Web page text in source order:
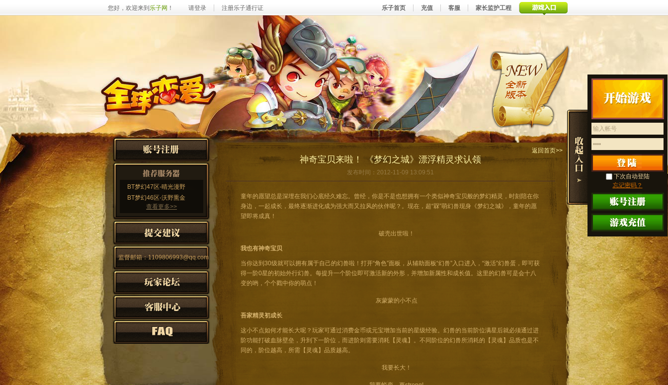
您好，欢迎来到 乐子网 ！ 请登录 注册乐子通行证 乐子首页 充值 客服 家长监护工程
BT梦幻47区-晴光漫野
BT梦幻46区-沃野熏金
查看更多>>
监督邮箱：1109806993@qq.com
返回首页>>
神奇宝贝来啦！ 《梦幻之城》漂浮精灵求认领
发布时间：2012-11-09 13:09:51
童年的愿望总是深埋在我们心底经久难忘。曾经，你是不是也想拥有一个类似神奇宝贝般的梦幻精灵，时刻陪在你
身边，一起成长，最终逐渐进化成为强大而又拉风的伙伴呢？。现在，超“槑”萌幻兽现身《梦幻之城》，童年的愿
望即将成真！
破壳出世啦！
我也有神奇宝贝
当你达到30级就可以拥有属于自己的幻兽啦！打开“角色”面板，从辅助面板“幻兽”入口进入，“激活”幻兽蛋，即可获
得一阶0星的初始外行幻兽。每提升一个阶位即可激活新的外形，并增加新属性和成长值。这里的幻兽可是会十八
变的哟，个个戳中你的萌点！
灰蒙蒙的小不点
吾家精灵初成长
这小不点如何才能长大呢？玩家可通过消费金币或元宝增加当前的星级经验。幻兽的当前阶位满星后就必须通过进
阶功能打破血脉壁垒，升到下一阶位，而进阶则需要消耗【灵魂】。不同阶位的幻兽所消耗的【灵魂】品质也是不
同的，阶位越高，所需【灵魂】品质越高。
我要长大！